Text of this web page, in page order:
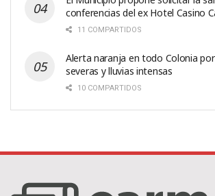
conferencias del ex Hotel Casino
11 COMPARTIDOS
Alerta naranja en todo Colonia
severas y lluvias intensas
10 COMPARTIDOS